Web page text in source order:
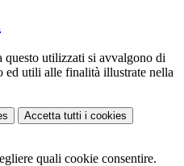
questo utilizzati si avvalgono di
ed utili alle finalità illustrate nella
Accetta tutti i cookies
quali cookie consentire.